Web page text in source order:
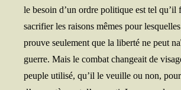
le besoin d’un ordre poli­tique est tel qu’il
sacri­fier les rai­sons mêmes pour
prouve seule­ment que la liber­té ne peut
guerre. Mais le com­bat chan­geait de
peuple uti­li­sé, qu’il le veuille ou non,